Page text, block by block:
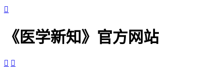

《医学新知》官方网站
 